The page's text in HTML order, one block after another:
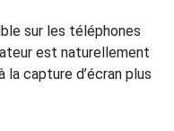
sur les téléphones
est naturellement
la capture d’écran plus